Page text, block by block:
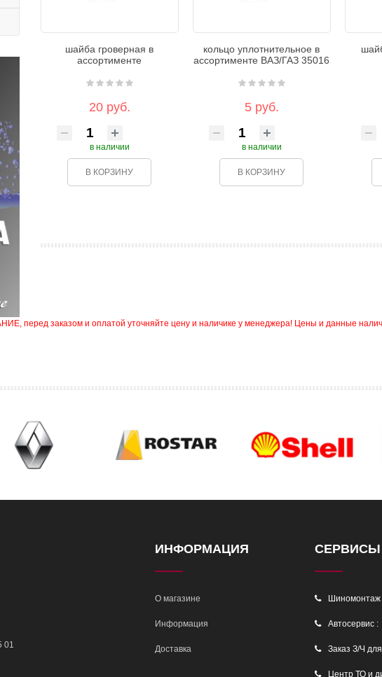
шайба гроверная в
ассортименте
20 руб.
в наличии
В КОРЗИНУ
кольцо уплотнительное в
ассортименте ВАЗ/ГАЗ 35016
5 руб.
в наличии
В КОРЗИНУ
перед заказом и оплатой уточняйте цену и наличике у менеджера! Цены и данные
01
ИНФОРМАЦИЯ
О магазине
Информация
Доставка
СЕРВИСЫ
Шиномонтаж
Автосервис :
Заказ З/Ч
Центр ТО и